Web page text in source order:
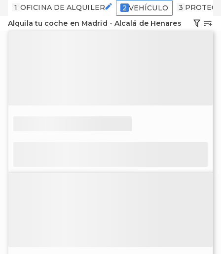
1 OFICINA DE ALQUILER 2 VEHÍCULO 3
Alquila tu coche en Madrid - Alcalá de Henares